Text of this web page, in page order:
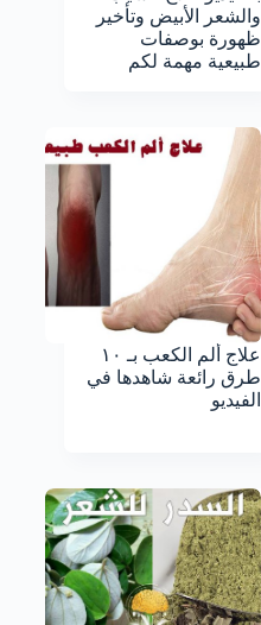
والشعر الأبيض وتأخير
ظهورة بوصفات
طبيعية مهمة لكم
علاج ألم الكعب بـ ١٠
طرق رائعة شاهدها في
الفيديو